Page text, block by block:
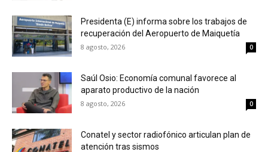
Presidenta (E) informa sobre los trabajos de
recuperación del Aeropuerto de Maiquetía
8 agosto, 2026 0
Saúl Osio: Economía comunal favorece al
aparato productivo de la nación
8 agosto, 2026 0
Conatel y sector radiofónico articulan plan de
atención tras sismos